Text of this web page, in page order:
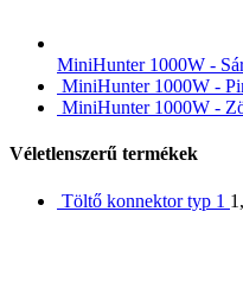
MiniHunter 1000W -
MiniHunter 1000W -
MiniHunter 1000W -
Véletlenszerű termékek
Töltő konnektor typ 1